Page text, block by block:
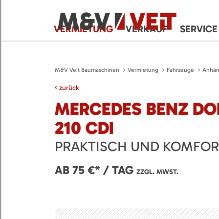
VERMIETUNG VERKAUF SERVICE
M&V Veit Baumaschinen Vermietung Fahrzeuge
zurück
MERCEDES BENZ
210 CDI
PRAKTISCH UND
AB 75 €* / TAG ZZGL. MWST.